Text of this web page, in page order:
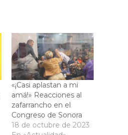
«¡Casi aplastan a mi
amá!» Reacciones al
zafarrancho en el
Congreso de Sonora
18 de octubre de 2023